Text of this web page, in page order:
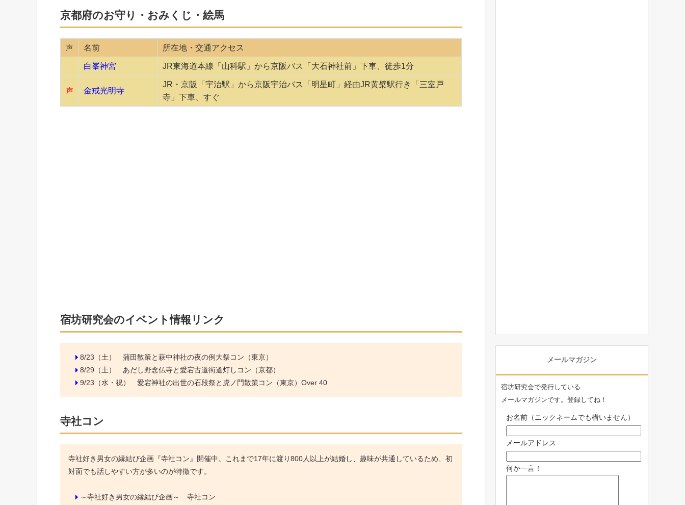
京都府のお守り・おみくじ・絵馬
声 名前 所在地・交通アクセス
白峯神宮 JR東海道本線「山科駅」から京阪バス「大石神社前」下車、徒歩1分
声 金戒光明寺
JR・京阪「宇治駅」から京阪宇治バス「明星町」経由JR黄檗駅行き「三室戸
寺」下車、すぐ
宿坊研究会のイベント情報リンク
8/23（土） 蒲田散策と萩中神社の夜の例大祭コン（東京）
8/29（土） あだし野念仏寺と愛宕古道街道灯しコン（京都）
9/23（水・祝） 愛宕神社の出世の石段祭と虎ノ門散策コン（東京）Over 40
寺社コン
寺社好き男女の縁結び企画『寺社コン』開催中。これまで17年に渡り800人以上が結婚し、趣味が共通しているため、初
対面でも話しやすい方が多いのが特徴です。
～寺社好き男女の縁結び企画～ 寺社コン
メールマガジン
宿坊研究会で発行している
メールマガジンです。登録してね！
お名前（ニックネームでも構いません）
メールアドレス
何か一言！